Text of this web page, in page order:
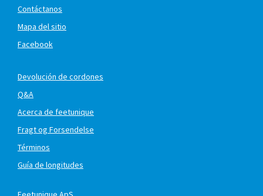
Contáctanos
Mapa del sitio
Facebook
Devolución de cordones
Q&A
Acerca de feetunique
Fragt og Forsendelse
Términos
Guía de longitudes